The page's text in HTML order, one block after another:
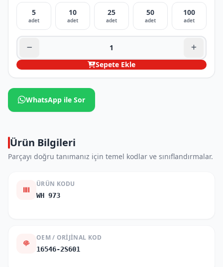
5
adet
10
adet
25
adet
50
adet
100
adet
Sepete Ekle
WhatsApp ile Sor
Ürün Bilgileri
Parçayı doğru tanımanız için temel kodlar ve sınıflandırmalar.
ÜRÜN KODU
WH 973
OEM / ORIJINAL KOD
16546-2S601